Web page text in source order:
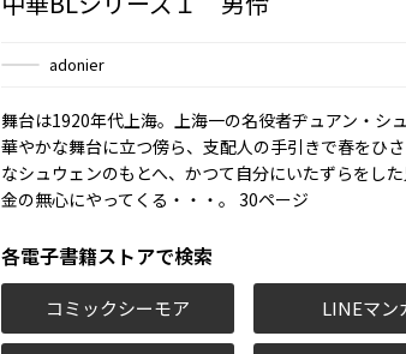
adonier
舞台は1920年代上海。上海一の名役者ヂュアン・シ
華やかな舞台に立つ傍ら、支配人の手引きで春をひ
なシュウェンのもとへ、かつて自分にいたずらをし
金の無心にやってくる・・・。 30ページ
各電子書籍ストアで検索
コミックシーモア LINEマン